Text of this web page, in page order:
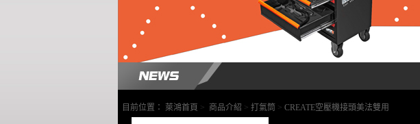
目前位置： 萊鴻首頁 > 商品介紹 > 打氣筒 > CREATE空壓機接頭美法雙用